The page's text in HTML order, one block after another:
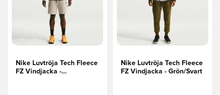
Nike Luvtröja Tech Fleece
FZ Vindjacka -
Nike Luvtröja Tech Fleece
FZ Vindjacka - Grön/Svart